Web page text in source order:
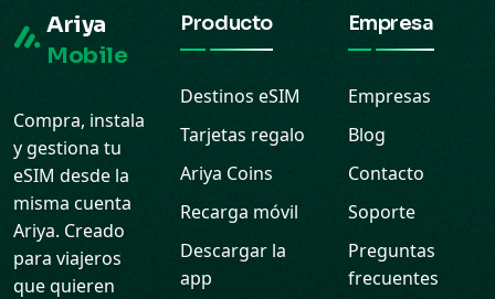
Ariya
Mobile
Compra, instala
y gestiona tu
eSIM desde la
misma cuenta
Ariya. Creado
para viajeros
que quieren
Producto
Destinos eSIM
Tarjetas regalo
Ariya Coins
Recarga móvil
Descargar la
app
Empresa
Empresas
Blog
Contacto
Soporte
Preguntas
frecuentes